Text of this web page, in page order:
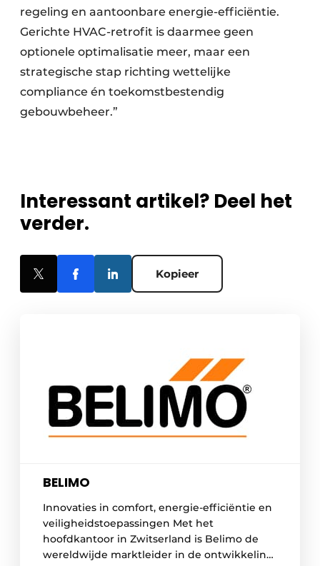
regeling en aantoonbare energie-efficiëntie.
Gerichte HVAC-retrofit is daarmee geen
optionele optimalisatie meer, maar een
strategische stap richting wettelijke
compliance én toekomstbestendig
gebouwbeheer.”
Interessant artikel? Deel het
verder.
Kopieer
BELIMO
Innovaties in comfort, energie-efficiëntie en
veiligheidstoepassingen Met het
hoofdkantoor in Zwitserland is Belimo de
wereldwijde marktleider in de ontwikkeling,